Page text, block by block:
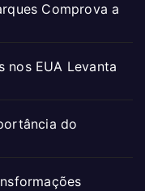
Comprova a
nos EUA Levanta
do